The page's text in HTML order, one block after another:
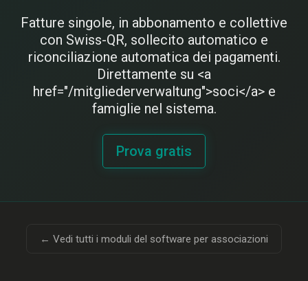
Fatture singole, in abbonamento e collettive
con Swiss-QR, sollecito automatico e
riconciliazione automatica dei pagamenti.
Direttamente su <a
href="/mitgliederverwaltung">soci</a> e
famiglie nel sistema.
Prova gratis
← Vedi tutti i moduli del software per associazioni